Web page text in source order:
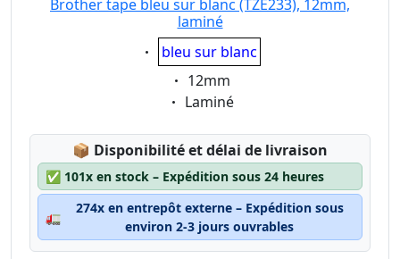
Brother tape bleu sur blanc (TZE233), 12mm,
laminé
Eigenschaft:
bleu sur blanc
Eigenschaft:
12mm
Eigenschaft:
Laminé
📦 Lagerstatus:
Disponibilité et délai de livraison
✅ 101x en stock – Expédition sous 24 heures
🚛
274x en entrepôt externe – Expédition sous
environ 2-3 jours ouvrables